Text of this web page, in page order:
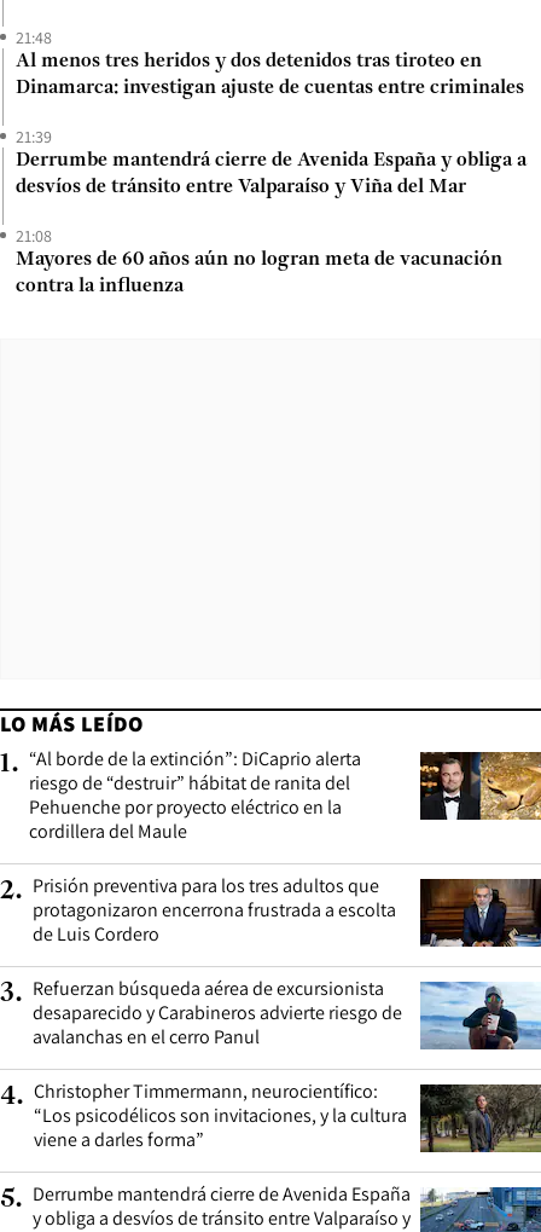
21:48
Al menos tres heridos y dos detenidos tras tiroteo en
Dinamarca: investigan ajuste de cuentas entre criminales
21:39
Derrumbe mantendrá cierre de Avenida España y obliga a
desvíos de tránsito entre Valparaíso y Viña del Mar
21:08
Mayores de 60 años aún no logran meta de vacunación
contra la influenza
LO MÁS LEÍDO
1. “Al borde de la extinción”: DiCaprio alerta
riesgo de “destruir” hábitat de ranita del
Pehuenche por proyecto eléctrico en la
cordillera del Maule
2. Prisión preventiva para los tres adultos que
protagonizaron encerrona frustrada a escolta
de Luis Cordero
3. Refuerzan búsqueda aérea de excursionista
desaparecido y Carabineros advierte riesgo de
avalanchas en el cerro Panul
4. Christopher Timmermann, neurocientífico:
“Los psicodélicos son invitaciones, y la cultura
viene a darles forma”
5. Derrumbe mantendrá cierre de Avenida España
y obliga a desvíos de tránsito entre Valparaíso y